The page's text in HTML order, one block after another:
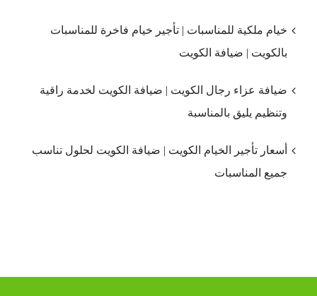
خيام ملكية للمناسبات | تأجير خيام فاخرة للمناسبات
بالكويت | ضيافة الكويت
ضيافة عزاء رجال الكويت | ضيافة الكويت لخدمة راقية
وتنظيم يليق بالمناسبة
أسعار تأجير الخيام الكويت | ضيافة الكويت لحلول تناسب
جميع المناسبات